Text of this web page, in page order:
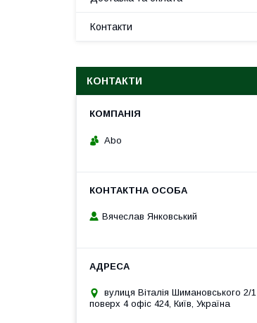
Контакти
КОНТАКТИ
Abo
Вячеслав Янковський
вулиця Віталія Шимановського 2/1
поверх 4 офіс 424, Київ, Україна